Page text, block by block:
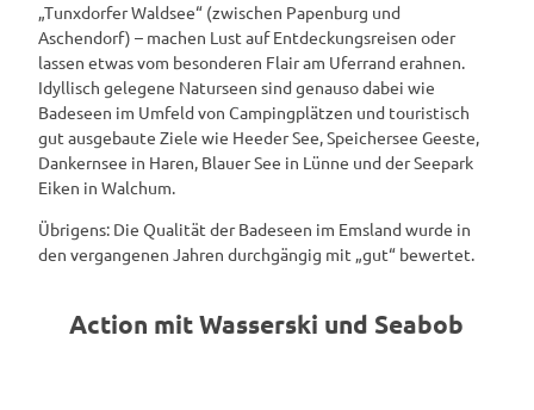
„Tunxdorfer Waldsee“ (zwischen Papenburg und
Aschendorf) – machen Lust auf Entdeckungsreisen oder
lassen etwas vom besonderen Flair am Uferrand erahnen.
Idyllisch gelegene Naturseen sind genauso dabei wie
Badeseen im Umfeld von Campingplätzen und touristisch
gut ausgebaute Ziele wie Heeder See, Speichersee Geeste,
Dankernsee in Haren, Blauer See in Lünne und der Seepark
Eiken in Walchum.
Übrigens: Die Qualität der Badeseen im Emsland wurde in
den vergangenen Jahren durchgängig mit „gut“ bewertet.
Action mit Wasserski und Seabob